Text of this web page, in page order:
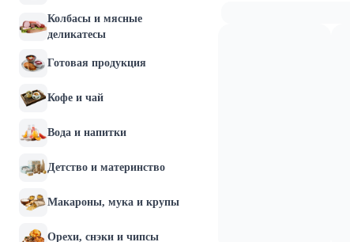
Колбасы и мясные
деликатесы
Готовая продукция
Кофе и чай
Вода и напитки
Детство и материнство
Макароны, мука и крупы
Орехи, снэки и чипсы